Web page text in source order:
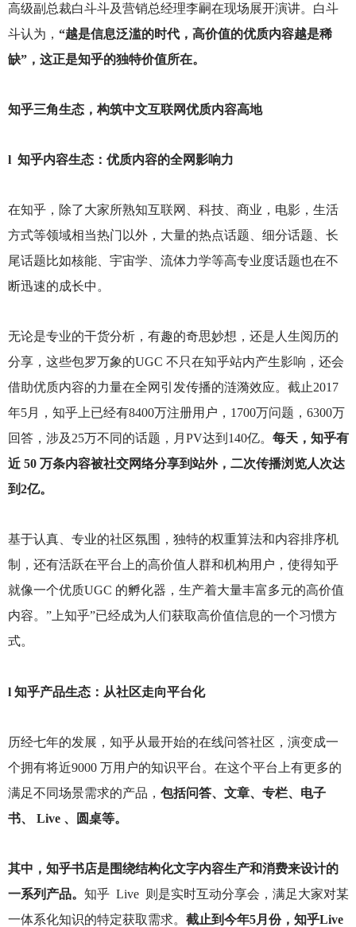
高级副总裁白斗斗及营销总经理李嗣在现场展开演讲。白斗
斗认为， “越是信息泛滥的时代，高价值的优质内容越是稀
缺”，这正是知乎的独特价值所在。
知乎三角生态，构筑中文互联网优质内容高地
l 知乎内容生态：优质内容的全网影响力
在知乎，除了大家所熟知互联网、科技、商业，电影，生活
方式等领域相当热门以外，大量的热点话题、细分话题、长
尾话题比如核能、宇宙学、流体力学等高专业度话题也在不
断迅速的成长中。
无论是专业的干货分析，有趣的奇思妙想，还是人生阅历的
分享，这些包罗万象的UGC 不只在知乎站内产生影响，还会
借助优质内容的力量在全网引发传播的涟漪效应。截止2017
年5月，知乎上已经有8400万注册用户，1700万问题，6300万
回答，涉及25万不同的话题，月PV达到140亿。 每天，知乎有
近 50 万条内容被社交网络分享到站外，二次传播浏览人次达
到2亿。
基于认真、专业的社区氛围，独特的权重算法和内容排序机
制，还有活跃在平台上的高价值人群和机构用户，使得知乎
就像一个优质UGC 的孵化器，生产着大量丰富多元的高价值
内容。”上知乎”已经成为人们获取高价值信息的一个习惯方
式。
l 知乎产品生态：从社区走向平台化
历经七年的发展，知乎从最开始的在线问答社区，演变成一
个拥有将近9000 万用户的知识平台。在这个平台上有更多的
满足不同场景需求的产品， 包括问答、文章、专栏、电子
书、 Live 、圆桌等。
其中，知乎书店是围绕结构化文字内容生产和消费来设计的
一系列产品。 知乎 Live 则是实时互动分享会，满足大家对某
一体系化知识的特定获取需求。 截止到今年5月份，知乎Live